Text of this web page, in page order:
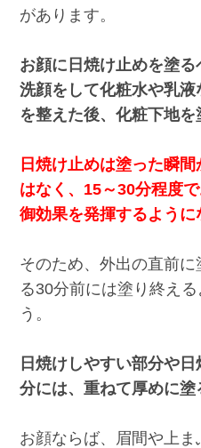
があります。
お顔に日焼け止めを塗る
洗顔をして化粧水や乳
を整えた後、化粧下地を
日焼け止めは塗った瞬
はなく、15～30分程度
御効果を発揮するように
そのため、外出の直前
る30分前には塗り終え
う。
日焼けしやすい部分や
分には、重ねて厚めに塗
お顔ならば、眉間や上